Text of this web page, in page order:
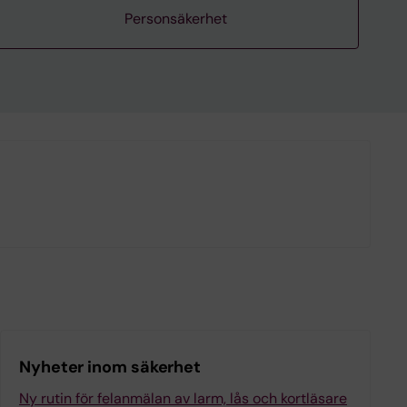
Personsäkerhet
Nyheter inom säkerhet
Ny rutin för felanmälan av larm, lås och kortläsare